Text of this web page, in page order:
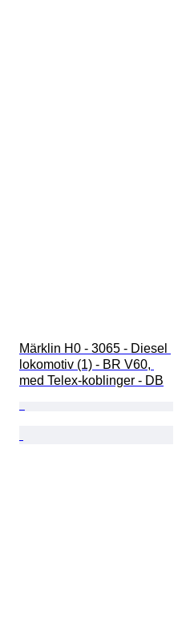
Märklin H0 - 3065 - Diesel
lokomotiv (1) - BR V60,
med Telex-koblinger - DB